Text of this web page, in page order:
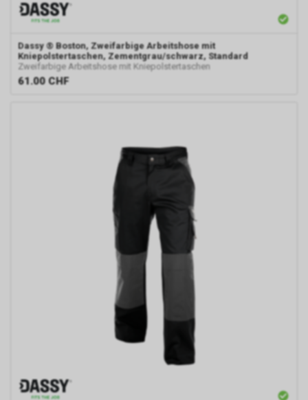
Dassy ® Boston, Zweifarbige Arbeitshose mit
Kniepolstertaschen, Zementgrau/schwarz, Standard
Zweifarbige Arbeitshose mit Kniepolstertaschen
61.00 CHF